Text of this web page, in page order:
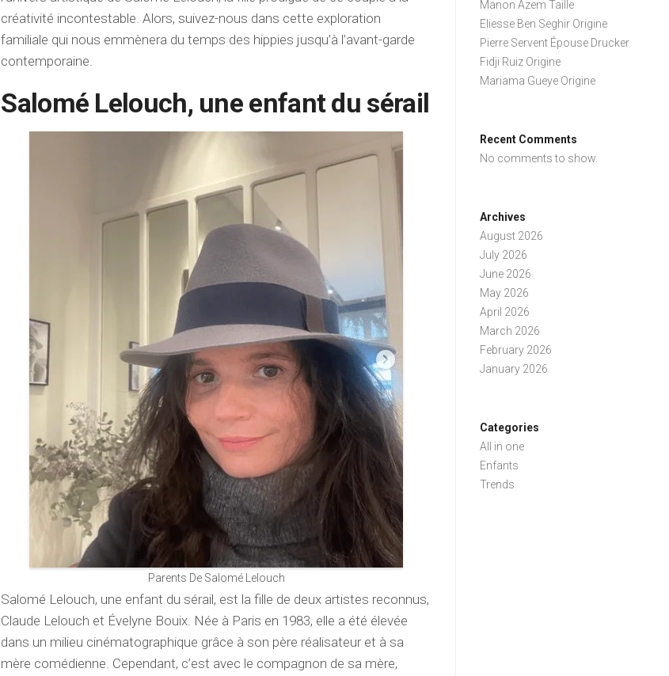
créativité incontestable. Alors, suivez-nous dans cette exploration
familiale qui nous emmènera du temps des hippies jusqu’à l’avant-garde
contemporaine.
Salomé Lelouch, une enfant du sérail
Parents De Salomé Lelouch
Salomé Lelouch, une enfant du sérail, est la fille de deux artistes reconnus,
Claude Lelouch et Évelyne Bouix. Née à Paris en 1983, elle a été élevée
dans un milieu cinématographique grâce à son père réalisateur et à sa
mère comédienne. Cependant, c’est avec le compagnon de sa mère,
Manon Azem Taille
Eliesse Ben Seghir Origine
Pierre Servent Épouse Drucker
Fidji Ruiz Origine
Mariama Gueye Origine
Recent Comments
No comments to show.
Archives
August 2026
July 2026
June 2026
May 2026
April 2026
March 2026
February 2026
January 2026
Categories
All in one
Enfants
Trends